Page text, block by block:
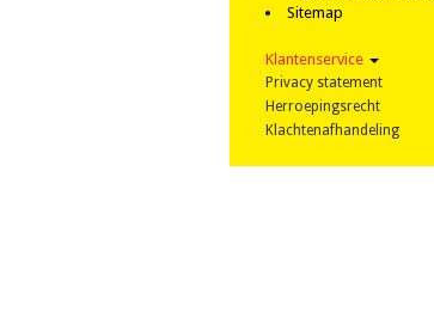
Sitemap
Klantenservice
Privacy statement
Herroepingsrecht
Klachtenafhandeling